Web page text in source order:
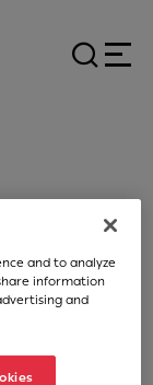
and to analyze
information
and